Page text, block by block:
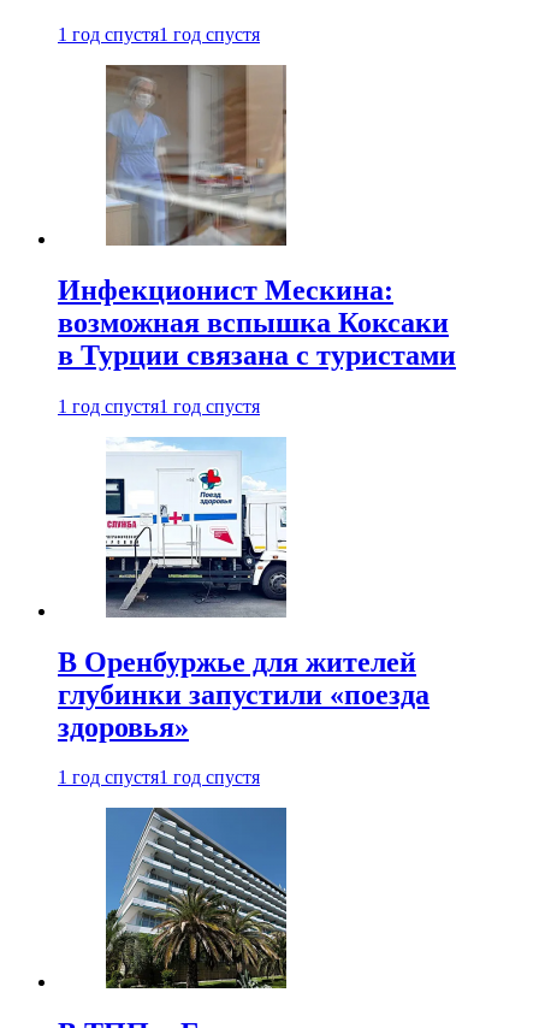
1 год спустя1 год спустя
Инфекционист Мескина:
возможная вспышка Коксаки
в Турции связана с туристами
1 год спустя1 год спустя
В Оренбуржье для жителей
глубинки запустили «поезда
здоровья»
1 год спустя1 год спустя